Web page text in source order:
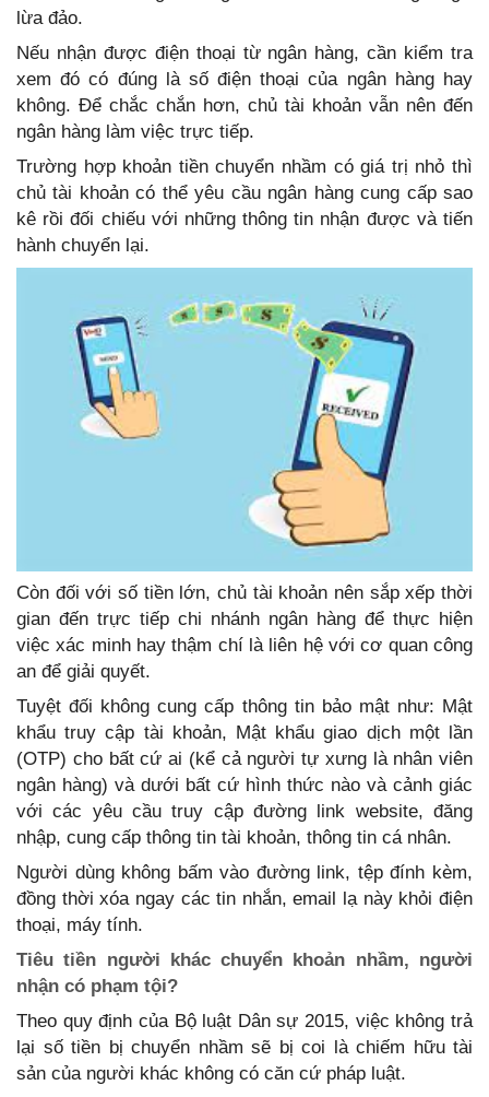
lừa đảo.
Nếu nhận được điện thoại từ ngân hàng, cần kiểm tra
xem đó có đúng là số điện thoại của ngân hàng hay
không. Để chắc chắn hơn, chủ tài khoản vẫn nên đến
ngân hàng làm việc trực tiếp.
Trường hợp khoản tiền chuyển nhầm có giá trị nhỏ thì
chủ tài khoản có thể yêu cầu ngân hàng cung cấp sao
kê rồi đối chiếu với những thông tin nhận được và tiến
hành chuyển lại.
Còn đối với số tiền lớn, chủ tài khoản nên sắp xếp thời
gian đến trực tiếp chi nhánh ngân hàng để thực hiện
việc xác minh hay thậm chí là liên hệ với cơ quan công
an để giải quyết.
Tuyệt đối không cung cấp thông tin bảo mật như: Mật
khẩu truy cập tài khoản, Mật khẩu giao dịch một lần
(OTP) cho bất cứ ai (kể cả người tự xưng là nhân viên
ngân hàng) và dưới bất cứ hình thức nào và cảnh giác
với các yêu cầu truy cập đường link website, đăng
nhập, cung cấp thông tin tài khoản, thông tin cá nhân.
Người dùng không bấm vào đường link, tệp đính kèm,
đồng thời xóa ngay các tin nhắn, email lạ này khỏi điện
thoại, máy tính.
Tiêu tiền người khác chuyển khoản nhầm, người
nhận có phạm tội?
Theo quy định của Bộ luật Dân sự 2015, việc không trả
lại số tiền bị chuyển nhầm sẽ bị coi là chiếm hữu tài
sản của người khác không có căn cứ pháp luật.